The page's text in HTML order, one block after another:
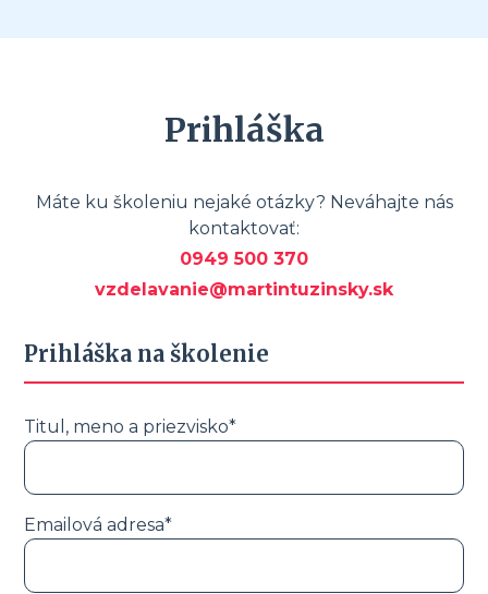
Prihláška
Máte ku školeniu nejaké otázky? Neváhajte nás
kontaktovať:
0949 500 370
vzdelavanie@martintuzinsky.sk
Prihláška na školenie
Titul, meno a priezvisko*
Emailová adresa*